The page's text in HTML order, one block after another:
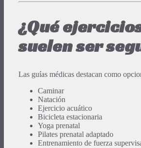
¿Qué
suelen ser
Las guías médicas destacan como
Caminar
Natación
Ejercicio acuático
Bicicleta estacionaria
Yoga prenatal
Pilates prenatal adaptado
Entrenamiento de fuerza